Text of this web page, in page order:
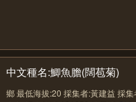
中文種名:鯽魚膽(闊苞菊)
鄉 最低海拔:20 採集者:黃建益 採